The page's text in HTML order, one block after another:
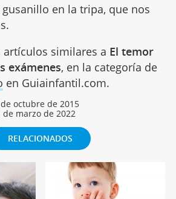
en la tripa, que nos
artículos similares a El temor
exámenes, en la categoría de
en Guiainfantil.com.
octubre de 2015
de marzo de 2022
RELACIONADOS